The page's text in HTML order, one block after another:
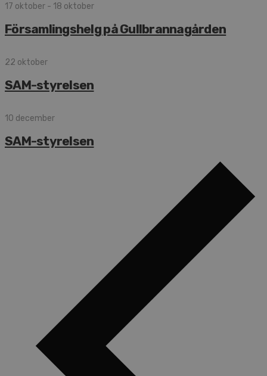
17 oktober - 18 oktober
Församlingshelg på Gullbrannagården
22 oktober
SAM-styrelsen
10 december
SAM-styrelsen